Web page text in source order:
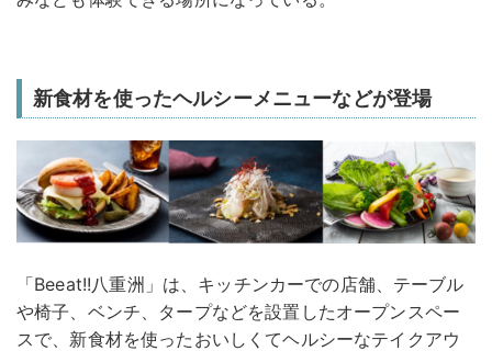
新食材を使ったヘルシーメニューなどが登場
「Beeat!!八重洲」は、キッチンカーでの店舗、テーブル
や椅子、ベンチ、タープなどを設置したオープンスペー
スで、新食材を使ったおいしくてヘルシーなテイクアウ